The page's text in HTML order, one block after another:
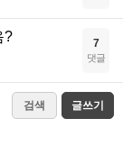
? 7
댓글
검색 글쓰기